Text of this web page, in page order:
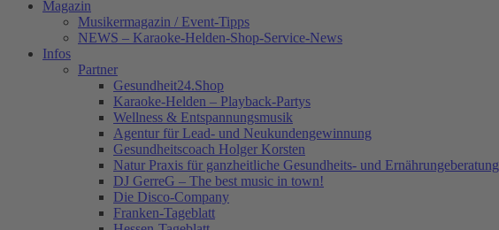
Magazin
Musikermagazin / Event-Tipps
NEWS – Karaoke-Helden-Shop-Service-News
Infos
Partner
Gesundheit24.Shop
Karaoke-Helden – Playback-Partys
Wellness & Entspannungsmusik
Agentur für Lead- und Neukundengewinnung
Gesundheitscoach Holger Korsten
Natur Praxis für ganzheitliche Gesundheits- und Ernährungeberatung
DJ GerreG – The best music in town!
Die Disco-Company
Franken-Tageblatt